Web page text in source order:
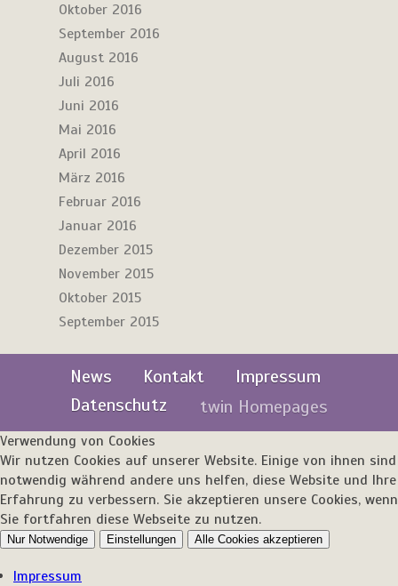
Oktober 2016
September 2016
August 2016
Juli 2016
Juni 2016
Mai 2016
April 2016
März 2016
Februar 2016
Januar 2016
Dezember 2015
November 2015
Oktober 2015
September 2015
News Kontakt
Impressum
Datenschutz
twin Homepages
Verwendung von Cookies
Wir nutzen Cookies auf unserer Website. Einige von ihnen sind
notwendig während andere uns helfen, diese Website und Ihre
Erfahrung zu verbessern. Sie akzeptieren unsere Cookies, wenn
Sie fortfahren diese Webseite zu nutzen.
Nur Notwendige Einstellungen Alle Cookies akzeptieren
Impressum